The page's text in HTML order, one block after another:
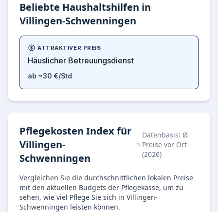
Beliebte Haushaltshilfen in
Villingen-Schwenningen
ATTRAKTIVER PREIS
Häuslicher Betreuungsdienst
ab ~30 €/Std
Pflegekosten Index für
Villingen-
Schwenningen
Datenbasis: Ø
Preise vor Ort
(2026)
Vergleichen Sie die durchschnittlichen lokalen Preise
mit den aktuellen Budgets der Pflegekasse, um zu
sehen, wie viel Pflege Sie sich in Villingen-
Schwenningen leisten können.